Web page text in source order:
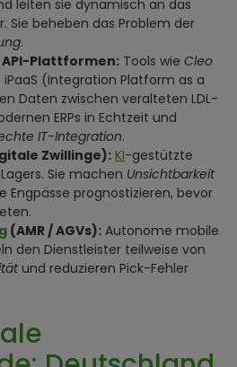
leiten sie dynamisch an das
Sie beheben das Problem der
.
Plattformen: Tools wie Cleo
iPaaS (Integration Platform as a
Daten zwischen veralteten LDL-
ERPs in Echtzeit und
IT-Integration.
Zwillinge): KI-gestützte
Sie machen Unsichtbarkeit
Engpässe prognostizieren, bevor
(AMR / AGVs): Autonome mobile
den Dienstleister teilweise von
und reduzieren Pick-Fehler